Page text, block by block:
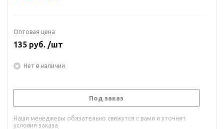
Оптовая цена
135 руб. /шт
Нет в наличии
Под заказ
Наши менеджеры обязательно свяжутся с вами и уточнят
условия заказа